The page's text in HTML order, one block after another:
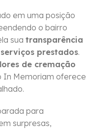
em uma posição
o bairro
sua transparência
prestados.
de cremação
In Memoriam oferece
para
surpresas,